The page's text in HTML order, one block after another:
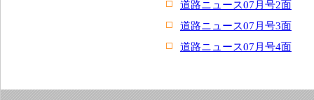
道路ニュース07月号2面
道路ニュース07月号3面
道路ニュース07月号4面